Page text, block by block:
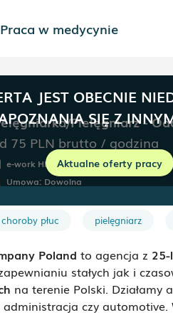
Praca w medycynie
JEST OBECNIE
SIĘ Z
Aktualne oferty pracy
Pielęgniarz -
75 PLN brutto / godzina
e-work HR Company Poland room
Umowa: Dowolna
choroby płuc pielęgniarz
Poland to agencja z
stałych jak i
na terenie Polski.
czy automotive.